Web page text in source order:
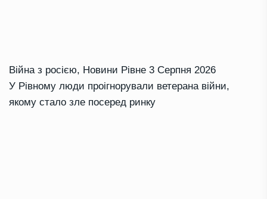
Війна з росією, Новини Рівне 3 Серпня 2026
У Рівному люди проігнорували ветерана війни,
якому стало зле посеред ринку